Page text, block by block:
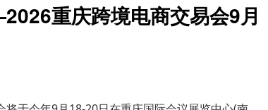
重庆跨境电商交易会9月